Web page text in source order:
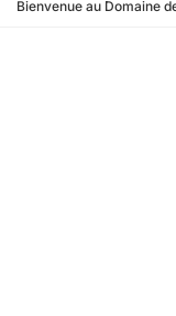
Bienvenue au Domaine